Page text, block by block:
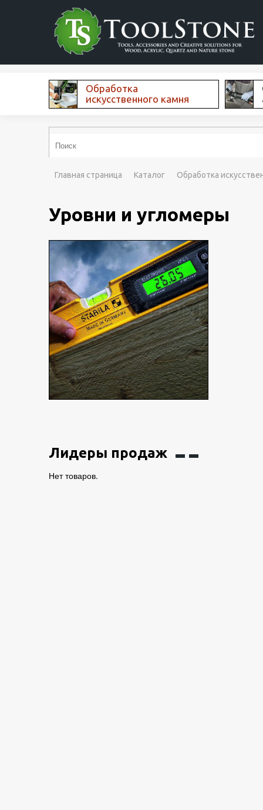
Обработка
искусственного камня
Главная страница Каталог Обработка
Уровни и угломеры
Лидеры продаж
Нет товаров.